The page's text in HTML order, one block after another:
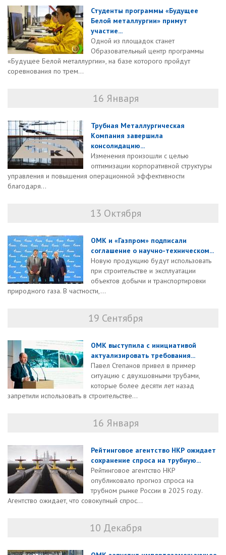
Студенты программы «Будущее
Белой металлургии» примут
участие...
Одной из площадок станет
Образовательный центр программы
«Будущее Белой металлургии», на базе которого пройдут
соревнования по трем...
16 Января
Трубная Металлургическая
Компания завершила
консолидацию...
Изменения произошли с целью
оптимизации корпоративной структуры
управления и повышения операционной эффективности
благодаря...
13 Октября
ОМК и «Газпром» подписали
соглашение о научно-техническом...
Новую продукцию будут использовать
при строительстве и эксплуатации
объектов добычи и транспортировки
природного газа. В частности,...
19 Сентября
ОМК выступила с инициативой
актуализировать требования...
Павел Степанов привел в пример
ситуацию с двухшовными трубами,
которые более десяти лет назад
запретили использовать в строительстве...
16 Января
Рейтинговое агентство НКР ожидает
сохранение спроса на трубную...
Рейтинговое агентство НКР
опубликовало прогноз спроса на
трубном рынке России в 2025 году.
Агентство ожидает, что совокупный спрос...
10 Декабря